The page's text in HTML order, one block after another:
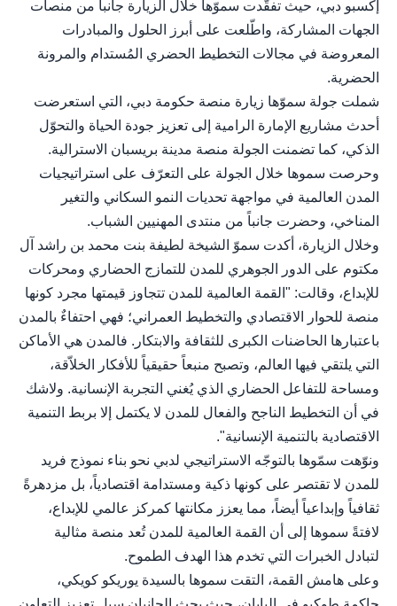
إكسبو دبي، حيث تفقّدت سموّها خلال الزيارة جانباً من منصات
الجهات المشاركة، واطّلعت على أبرز الحلول والمبادرات
المعروضة في مجالات التخطيط الحضري المُستدام والمرونة
الحضرية.
شملت جولة سموّها زيارة منصة حكومة دبي، التي استعرضت
أحدث مشاريع الإمارة الرامية إلى تعزيز جودة الحياة والتحوّل
الذكي، كما تضمنت الجولة منصة مدينة بريسبان الاسترالية.
وحرصت سموها خلال الجولة على التعرّف على استراتيجيات
المدن العالمية في مواجهة تحديات النمو السكاني والتغير
المناخي، وحضرت جانباً من منتدى المهنيين الشباب.
وخلال الزيارة، أكدت سموّ الشيخة لطيفة بنت محمد بن راشد آل
مكتوم على الدور الجوهري للمدن للتمازج الحضاري ومحركات
للإبداع، وقالت: "القمة العالمية للمدن تتجاوز قيمتها مجرد كونها
منصة للحوار الاقتصادي والتخطيط العمراني؛ فهي احتفاءٌ بالمدن
باعتبارها الحاضنات الكبرى للثقافة والابتكار. فالمدن هي الأماكن
التي يلتقي فيها العالم، وتصبح منبعاً حقيقياً للأفكار الخلاّقة،
ومساحة للتفاعل الحضاري الذي يُغني التجربة الإنسانية. ولاشك
في أن التخطيط الناجح والفعال للمدن لا يكتمل إلا بربط التنمية
الاقتصادية بالتنمية الإنسانية".
ونوّهت سمّوها بالتوجّه الاستراتيجي لدبي نحو بناء نموذج فريد
للمدن لا تقتصر على كونها ذكية ومستدامة اقتصادياً، بل مزدهرةً
ثقافياً وإبداعياً أيضاً، مما يعزز مكانتها كمركز عالمي للإبداع،
لافتةً سموها إلى أن القمة العالمية للمدن تُعد منصة مثالية
لتبادل الخبرات التي تخدم هذا الهدف الطموح.
وعلى هامش القمة، التقت سموها بالسيدة يوريكو كويكي،